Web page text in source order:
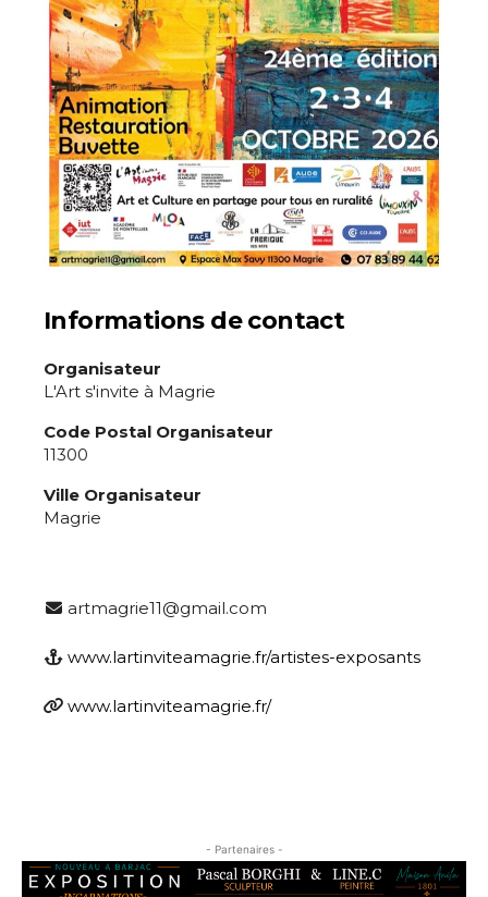
* Champ obligatoire
Informations de contact
Organisateur
L'Art s'invite à Magrie
Code Postal Organisateur
11300
Ville Organisateur
Magrie
artmagrie11@gmail.com
www.lartinviteamagrie.fr/artistes-exposants
www.lartinviteamagrie.fr/
- Partenaires -